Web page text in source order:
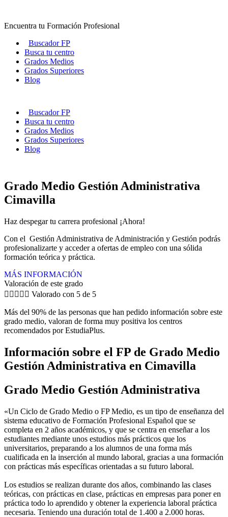
contenido
Encuentra tu Formación Profesional
Buscador FP
Busca tu centro
Grados Medios
Grados Superiores
Blog
Buscador FP
Busca tu centro
Grados Medios
Grados Superiores
Blog
Grado Medio Gestión Administrativa
Cimavilla
Haz despegar tu carrera profesional ¡Ahora!
Con el Gestión Administrativa de Administración y Gestión podrás
profesionalizarte y acceder a ofertas de empleo con una sólida
formación teórica y práctica.
MÁS INFORMACIÓN
Valoración de este grado
     Valorado con 5 de 5
Más del 90% de las personas que han pedido información sobre este
grado medio, valoran de forma muy positiva los centros
recomendados por EstudiaPlus.
Información sobre el FP de Grado Medio
Gestión Administrativa en Cimavilla
Grado Medio Gestión Administrativa
«Un Ciclo de Grado Medio o FP Medio, es un tipo de enseñanza del
sistema educativo de Formación Profesional Español que se
completa en 2 años académicos, y que se centra en enseñar a los
estudiantes mediante unos estudios más prácticos que los
universitarios, preparando a los alumnos de una forma más
cualificada en la inserción al mundo laboral, gracias a una formación
con prácticas más específicas orientadas a su futuro laboral.
Los estudios se realizan durante dos años, combinando las clases
teóricas, con prácticas en clase, prácticas en empresas para poner en
práctica todo lo aprendido y obtener la experiencia laboral práctica
necesaria. Teniendo una duración total de 1.400 a 2.000 horas.